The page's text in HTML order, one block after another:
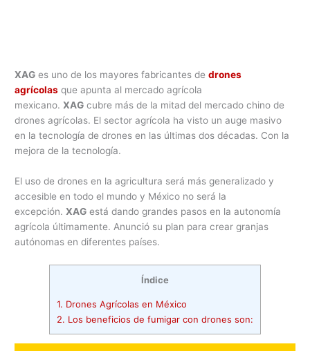
XAG es uno de los mayores fabricantes dedrones
agrícolas que apunta al mercado agrícola
mexicano.XAG cubre más de la mitad del mercado chino de
drones agrícolas. El sector agrícola ha visto un auge masivo
en la tecnología de drones en las últimas dos décadas. Con la
mejora de la tecnología.
El uso de drones en la agricultura será más generalizado y
accesible en todo el mundo y México no será la
excepción.XAG está dando grandes pasos en la autonomía
agrícola últimamente. Anunció su plan para crear granjas
autónomas en diferentes países.
Índice
1. Drones Agrícolas en México
2. Los beneficios de fumigar con drones son: